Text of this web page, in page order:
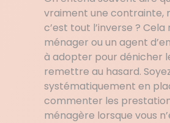
vraiment une contrainte,
c’est tout l’inverse ?
ménager ou un agent
à adopter pour dénicher
remettre au hasard.
systématiquement en
commenter les
ménagère lorsque vous